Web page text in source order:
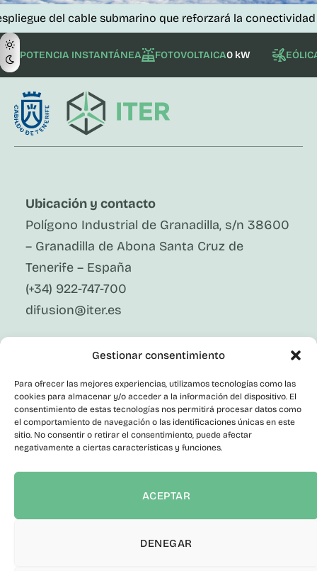
Gestionar consentimiento
Para ofrecer las mejores experiencias, utilizamos tecnologías como las
cookies para almacenar y/o acceder a la información del dispositivo. El
consentimiento de estas tecnologías nos permitirá procesar datos como
el comportamiento de navegación o las identificaciones únicas en este
sitio. No consentir o retirar el consentimiento, puede afectar
negativamente a ciertas características y funciones.
ACEPTAR
DENEGAR
del cable submarino que reforzará la conectividad de
POTENCIA INSTANTÁNEA FOTOVOLTAICA0 kW
Ubicación y contacto
Polígono Industrial de Granadilla, s/n 38600
– Granadilla de Abona Santa Cruz de
Tenerife – España
(+34) 922-747-700
difusion@iter.es
X
Instagram
Youtube
Corporativo
Contacto
Canal del Informante